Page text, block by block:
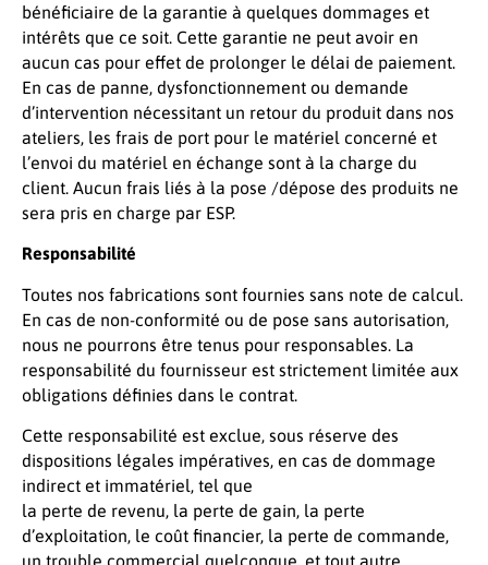
bénéficiaire de la garantie à quelques dommages et
intérêts que ce soit. Cette garantie ne peut avoir en
aucun cas pour effet de prolonger le délai de paiement.
En cas de panne, dysfonctionnement ou demande
d’intervention nécessitant un retour du produit dans nos
ateliers, les frais de port pour le matériel concerné et
l’envoi du matériel en échange sont à la charge du
client. Aucun frais liés à la pose /dépose des produits ne
sera pris en charge par ESP.
Responsabilité
Toutes nos fabrications sont fournies sans note de calcul.
En cas de non-conformité ou de pose sans autorisation,
nous ne pourrons être tenus pour responsables. La
responsabilité du fournisseur est strictement limitée aux
obligations définies dans le contrat.
Cette responsabilité est exclue, sous réserve des
dispositions légales impératives, en cas de dommage
indirect et immatériel, tel que
la perte de revenu, la perte de gain, la perte
d’exploitation, le coût financier, la perte de commande,
un trouble commercial quelconque, et tout autre